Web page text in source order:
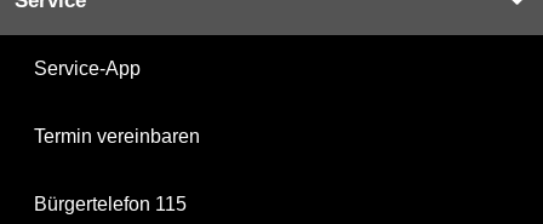
Service-App
Termin vereinbaren
Bürgertelefon 115